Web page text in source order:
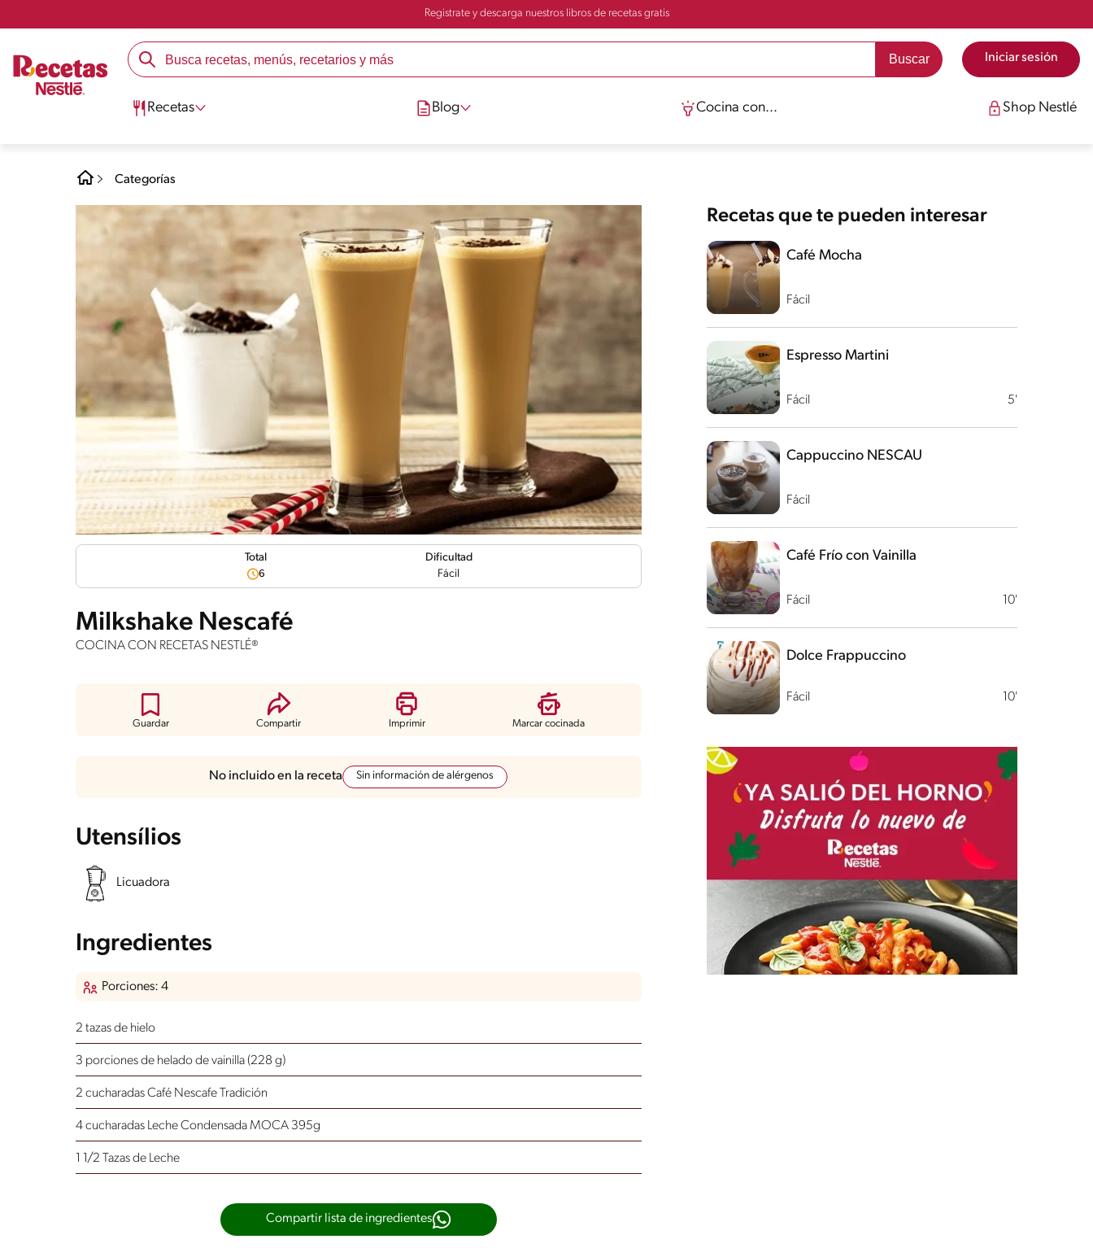
Registrate y descarga nuestros libros de recetas gratis
Iniciar sesión
Recetas Blog Cocina con... Shop Nestlé
Categorías
Total
6
Dificultad
Fácil
Milkshake Nescafé
COCINA CON RECETAS NESTLÉ®
Guardar Compartir Imprimir Marcar cocinada
No incluido en la receta Sin información de alérgenos
Utensílios
Licuadora
Ingredientes
Porciones: 4
2 tazas de hielo
3 porciones de helado de vainilla (228 g)
2 cucharadas Café Nescafe Tradición
4 cucharadas Leche Condensada MOCA 395g
1 1/2 Tazas de Leche
Compartir lista de ingredientes
Recetas que te pueden interesar
Fácil
Café Mocha
Fácil 5'
Espresso Martini
Fácil
Cappuccino NESCAU
Fácil 10'
Café Frío con Vainilla
Fácil 10'
Dolce Frappuccino